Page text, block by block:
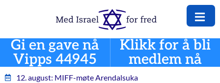
Gi en gave nå
Vipps 44945
Klikk for å bli
medlem nå
12. august: MIFF-møte Arendalsuka